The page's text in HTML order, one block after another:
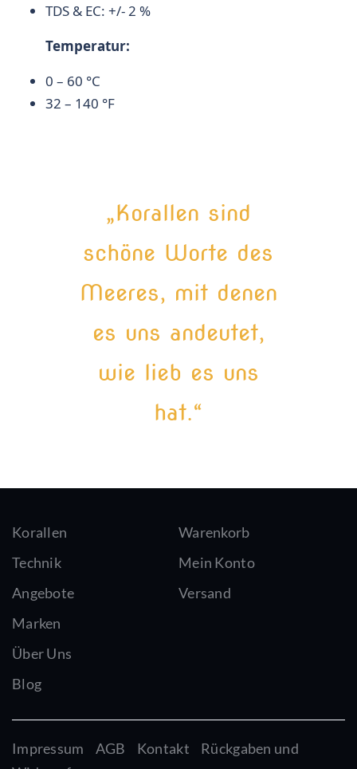
TDS & EC: +/- 2 %
Temperatur:
0 – 60 °C
32 – 140 °F
„Korallen sind
schöne Worte des
Meeres, mit denen
es uns andeutet,
wie lieb es uns
hat.“
Korallen
Technik
Angebote
Marken
Über Uns
Blog
Warenkorb
Mein Konto
Versand
Impressum AGB Kontakt
Rückgaben und